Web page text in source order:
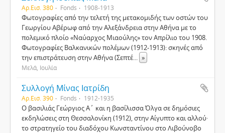
Αρ.Εισ. 380 Fonds 1908-1913
Φωτογραφίες από την τελετή της μετακομιδής των οστών του
Γεωργίου Αβέρωφ από την Αλεξάνδρεια στην Αθήνα με το
πολεμικό πλοίο «Ναύαρχος Μιαούλης» τον Απρίλιο του 1908.
Φωτογραφίες Βαλκανικών πολέμων (1912-1913): σκηνές από
την επιστράτευση στην Αθήνα (Σεπτέ... »
Μελά, Ιουλία
Συλλογή Μίνας Ιατρίδη
Αρ.Εισ. 390 Fonds 1912-1935
Ο βασιλιάς Γεώργιος Α΄ και η βασίλισσα Όλγα σε δημόσιες
εκδηλώσεις στη Θεσσαλονίκη (1912), στην Αίγυπτο και αλλού·
το στρατηγείο του διαδόχου Κωνσταντίνου στο Λιβούνοβο